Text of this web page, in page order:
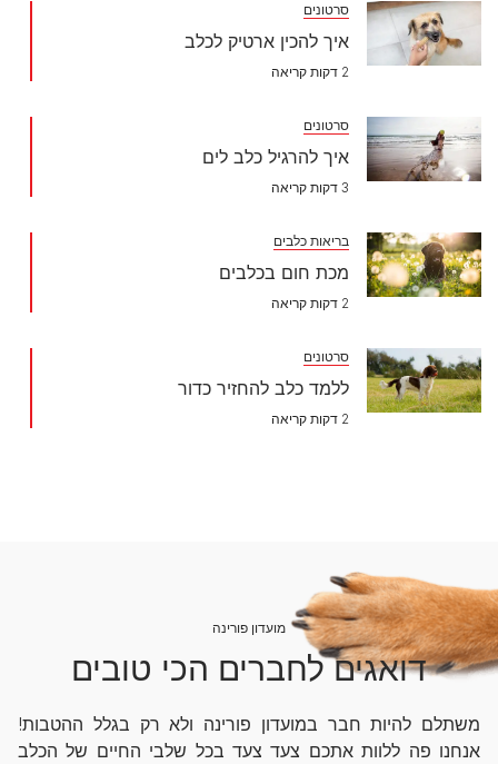
סרטונים
איך להכין ארטיק לכלב
2 דקות קריאה
סרטונים
איך להרגיל כלב לים
3 דקות קריאה
בריאות כלבים
מכת חום בכלבים
2 דקות קריאה
סרטונים
ללמד כלב להחזיר כדור
2 דקות קריאה
מועדון פורינה
דואגים לחברים הכי טובים
משתלם להיות חבר במועדון פורינה ולא רק בגלל ההטבות!
אנחנו פה ללוות אתכם צעד צעד בכל שלבי החיים של הכלב